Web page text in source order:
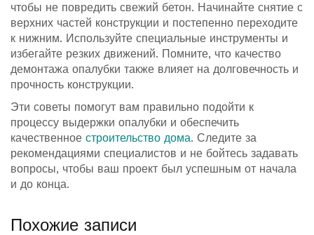
чтобы не повредить свежий бетон. Начинайте снятие с
верхних частей конструкции и постепенно переходите
к нижним. Используйте специальные инструменты и
избегайте резких движений. Помните, что качество
демонтажа опалубки также влияет на долговечность и
прочность конструкции.
Эти советы помогут вам правильно подойти к
процессу выдержки опалубки и обеспечить
качественное строительство дома. Следите за
рекомендациями специалистов и не бойтесь задавать
вопросы, чтобы ваш проект был успешным от начала
и до конца.
Похожие записи